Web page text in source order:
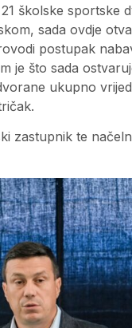
školske sportske
sada ovdje
postupak
je što sada
ukupno
zastupnik te